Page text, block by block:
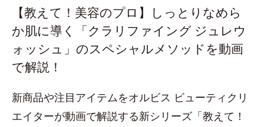
【教えて！美容のプロ】しっとりなめら
か肌に導く「クラリファイング ジュレウ
ォッシュ」のスペシャルメソッドを動画
で解説！
新商品や注目アイテムをオルビス ビューティクリ
エイターが動画で解説する新シリーズ「教えて！